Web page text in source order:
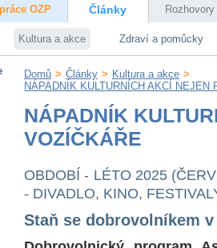
OZP Články Rozhovory
Kultura a akce Zdraví a pomůcky
Domů > Články > Kultura a akce >
NÁPADNÍK KULTURNÍCH AKCÍ NEJEN
NÁPADNÍK
VOZÍČKÁŘE
OBDOBÍ - LÉTO 2025
- DIVADLO, KINO,
Staň se dobrovolníkem